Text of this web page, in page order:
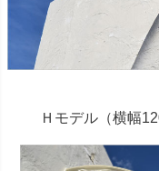
Ｈモデル（横幅